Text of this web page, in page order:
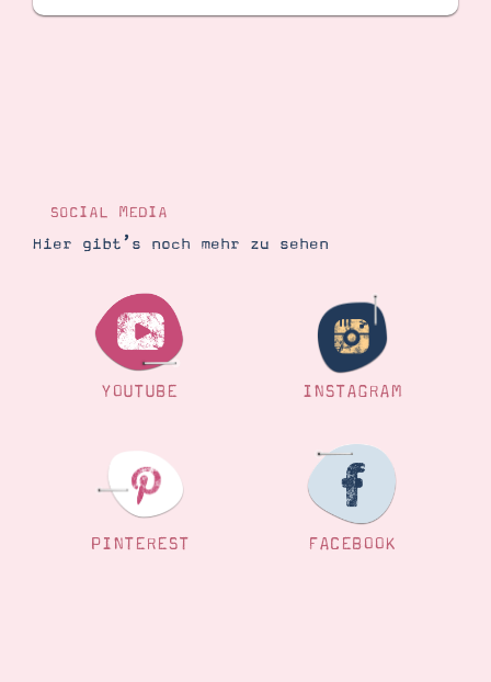
SOCIAL MEDIA
Hier gibt’s noch mehr zu sehen
YOUTUBE INSTAGRAM
PINTEREST FACEBOOK